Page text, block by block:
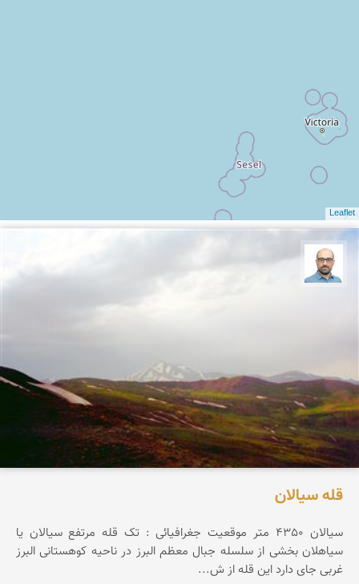
Leaflet
بابک ارجمندی
قله سیالان
سیالان 4350 متر موقعیت جغرافیائی : تک قله مرتفع سیالان یا
سیاهلان بخشی از سلسله جبال معظم البرز در ناحیه کوهستانی البرز
غربی جای دارد این قله از ش...